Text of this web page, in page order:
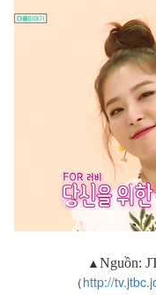
▲Nguồn:
（http://